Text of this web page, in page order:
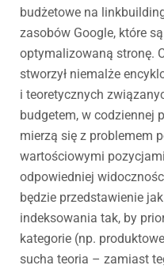
budżetowe na
zasobów Google, które
optymalizowaną stronę.
stworzył niemalże
i teoretycznych
budgetem, w codziennej
mierzą się z problemem
wartościowymi
odpowiedniej
będzie przedstawienie
indeksowania tak, by
kategorie (np.
sucha teoria – zamiast